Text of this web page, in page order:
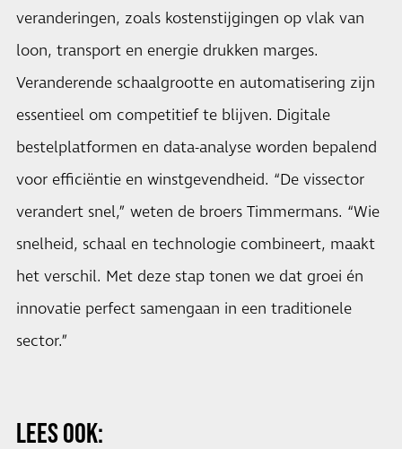
veranderingen, zoals kostenstijgingen op vlak van
loon, transport en energie drukken marges.
Veranderende schaalgrootte en automatisering zijn
essentieel om competitief te blijven. Digitale
bestelplatformen en data-analyse worden bepalend
voor efficiëntie en winstgevendheid. “De vissector
verandert snel,” weten de broers Timmermans. “Wie
snelheid, schaal en technologie combineert, maakt
het verschil. Met deze stap tonen we dat groei én
innovatie perfect samengaan in een traditionele
sector.”
LEES OOK: